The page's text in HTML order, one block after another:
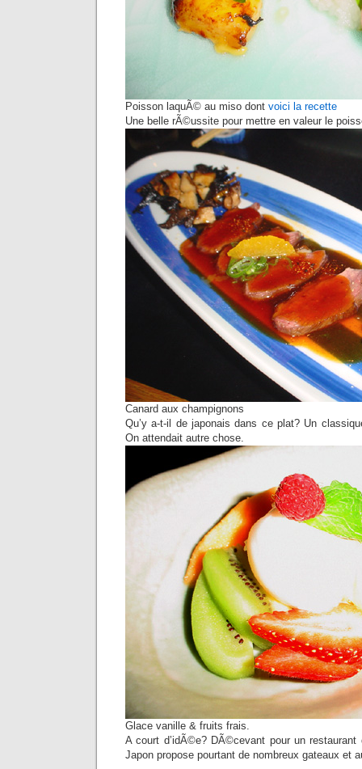
Poisson laquÃ© au miso dont voici la recette
Une belle rÃ©ussite pour mettre en valeur le
Canard aux champignons
Qu’y a-t-il de japonais dans ce plat? Un
On attendait autre chose.
Glace vanille & fruits frais.
A court d’idÃ©e? DÃ©cevant pour un restaurant
Japon propose pourtant de nombreux gateaux et